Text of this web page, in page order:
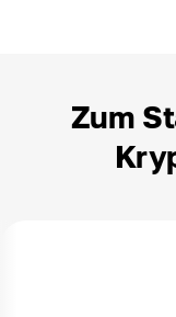
Zum